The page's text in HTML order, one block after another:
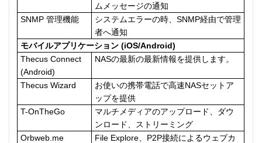
ムメッセージの通知
SNMP 管理機能
システムエラーの時、SNMP経由で管理
者へ通知
モバイルアプリケーション (iOS/Android)
Thecus Connect
(Android)
NASの最新の最新情報を提供します。
Thecus Wizard
お使いの携帯電話で高速NASセットア
ップを提供
T-OnTheGo
マルチメディアのアップロード、ダウ
ンロード、ストリーミング
Orbweb.me
File Explore、P2P接続によるウェブカ